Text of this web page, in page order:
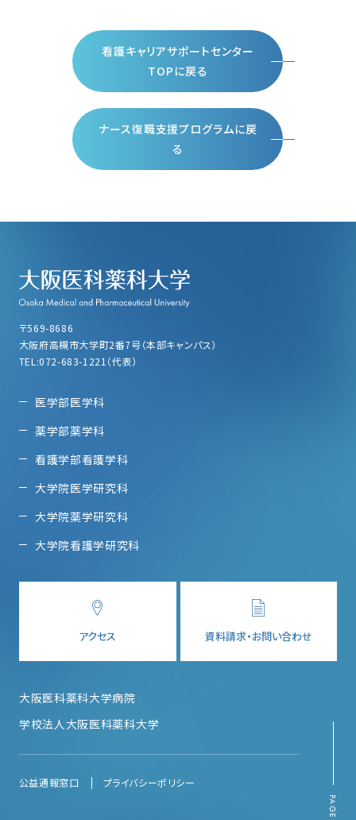
看護キャリアサポートセンター
TOPに戻る
ナース復職支援プログラムに戻
る
〒569-8686
大阪府高槻市大学町2番7号（本部キャンパス）
TEL:072-683-1221（代表）
医学部医学科
薬学部薬学科
看護学部看護学科
大学院医学研究科
大学院薬学研究科
大学院看護学研究科
アクセス 資料請求・お問い合わせ
大阪医科薬科大学病院
学校法人大阪医科薬科大学
公益通報窓口 プライバシーポリシー